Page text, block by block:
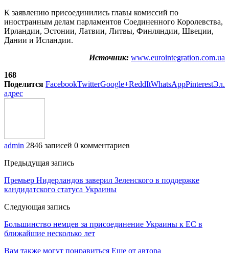
К заявлению присоединились главы комиссий по
иностранным делам парламентов Соединенного Королевства,
Ирландии, Эстонии, Латвии, Литвы, Финляндии, Швеции,
Дании и Исландии.
Источник: www.eurointegration.com.ua
168
Поделится FacebookTwitterGoogle+ReddItWhatsAppPinterestЭл.
адрес
admin 2846 записей 0 комментариев
Предыдущая запись
Премьер Нидерландов заверил Зеленского в поддержке
кандидатского статуса Украины
Следующая запись
Большинство немцев за присоединение Украины к ЕС в
ближайшие несколько лет
Вам также могут понравиться Еще от автора